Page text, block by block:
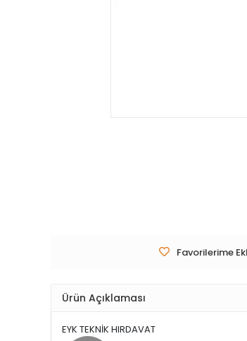
Favorilerime
Ürün Açıklaması
EYK TEKNİK HIRDAVAT